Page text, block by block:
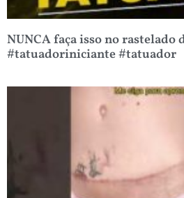
NUNCA faça isso no rastelado
#tatuadoriniciante #tatuador